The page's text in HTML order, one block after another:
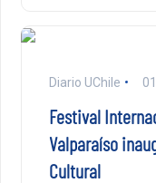
Diario UChile
Festival
Valparaíso
Cultural